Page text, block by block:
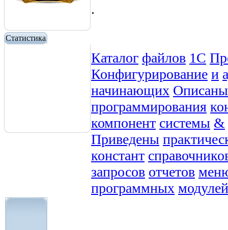
Статистика
.
Каталог файлов 1С
Конфигурирование и
начинающих Описаны
программирования
компонент системы &
Приведены
констант
запросов отчетов
программных модулей